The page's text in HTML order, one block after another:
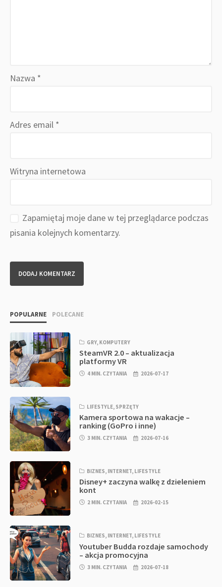
Nazwa *
Adres email *
Witryna internetowa
Zapamiętaj moje dane w tej przeglądarce podczas
pisania kolejnych komentarzy.
POPULARNE POLECANE
GRY, KOMPUTERY
SteamVR 2.0 – aktualizacja
platformy VR
4 MIN. CZYTANIA 2026-07-17
LIFESTYLE, SPRZĘTY
Kamera sportowa na wakacje –
ranking (GoPro i inne)
3 MIN. CZYTANIA 2026-07-16
BIZNES, INTERNET, LIFESTYLE
Disney+ zaczyna walkę z dzieleniem
kont
2 MIN. CZYTANIA 2026-02-15
BIZNES, INTERNET, LIFESTYLE
Youtuber Budda rozdaje samochody
– akcja promocyjna
3 MIN. CZYTANIA 2026-07-18